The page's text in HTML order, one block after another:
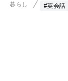
暮らし #英会話